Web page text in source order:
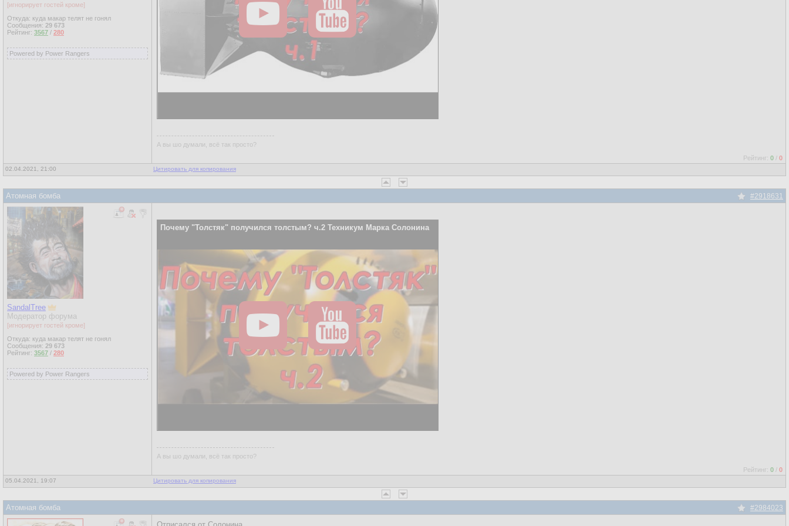
[игнорирует гостей кроме]
Откуда: куда макар телят не гонял
Сообщения: 29 673
Рейтинг: 3567 / 280
Powered by Power Rangers
А вы шо думали, всё так просто?
Рейтинг: 0 / 0
02.04.2021, 21:00 Цитировать для копирования
Атомная бомба #2918631
SandalTree
Модератор форума
[игнорирует гостей кроме]
Откуда: куда макар телят не гонял
Сообщения: 29 673
Рейтинг: 3567 / 280
Powered by Power Rangers
Почему "Толстяк" получился толстым? ч.2 Техникум Марка Солонина
А вы шо думали, всё так просто?
Рейтинг: 0 / 0
05.04.2021, 19:07 Цитировать для копирования
Атомная бомба #2984023